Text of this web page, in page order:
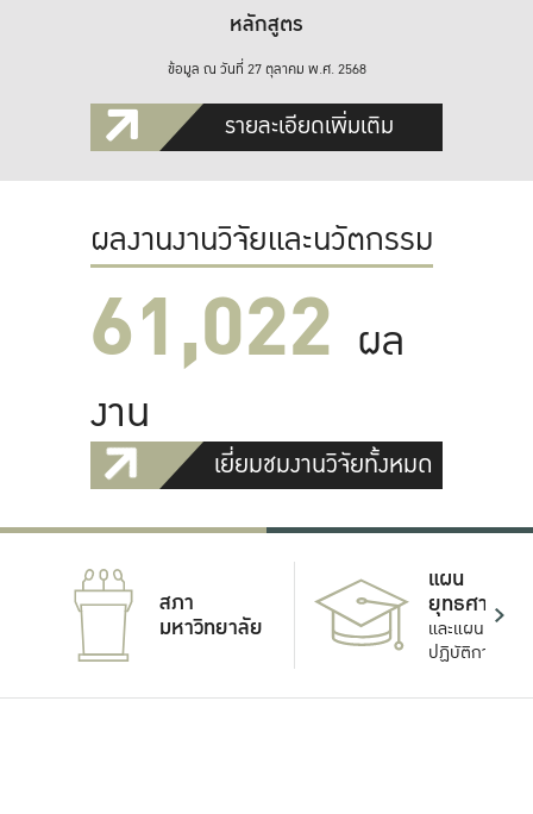
หลักสูตร
ข้อมูล ณ วันที่ 27 ตุลาคม พ.ศ. 2568
รายละเอียดเพิ่มเติม
ผลงานงานวิจัยและนวัตกรรม
61,022 ผล
งาน
เยี่ยมชมงานวิจัยทั้งหมด
สภา
มหาวิทยาลัย
แผน
ยุทธศาสตร์
และแผน
ปฏิบัติการ